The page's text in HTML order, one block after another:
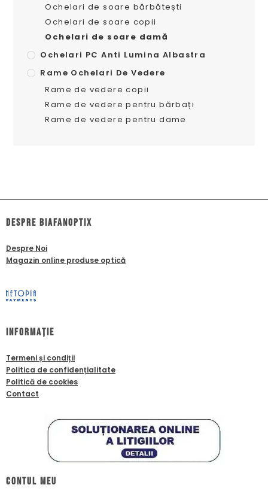
Ochelari de soare bărbătești
Ochelari de soare copii
Ochelari de soare damă
Ochelari PC Anti Lumina Albastra
Rame Ochelari De Vedere
Rame de vedere copii
Rame de vedere pentru bărbați
Rame de vedere pentru dame
dESPRE biafanoptix
Despre Noi
Magazin online produse optică
Informație
Termeni și condiții
Politica de confidențialitate
Politică de cookies
Contact
Contul meu